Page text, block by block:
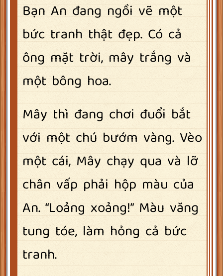
Bạn An đang ngồi vẽ một
bức tranh thật đẹp. Có cả
ông mặt trời, mây trắng và
một bông hoa.
Mây thì đang chơi đuổi bắt
với một chú bướm vàng. Vèo
một cái, Mây chạy qua và lỡ
chân vấp phải hộp màu của
An. “Loảng xoảng!” Màu văng
tung tóe, làm hỏng cả bức
tranh.